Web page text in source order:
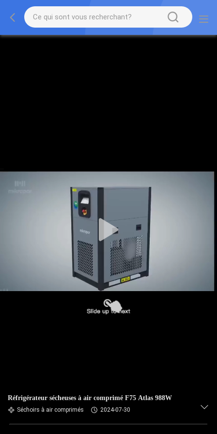
Réfrigérateur sécheuses à air comprimé F75 Atlas 988W
Séchoirs à air comprimés 2024-07-30